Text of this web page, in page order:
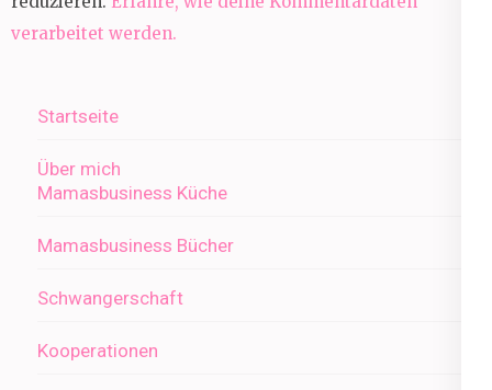
verarbeitet werden.
Startseite
Über mich
Mamasbusiness Küche
Mamasbusiness Bücher
Schwangerschaft
Kooperationen